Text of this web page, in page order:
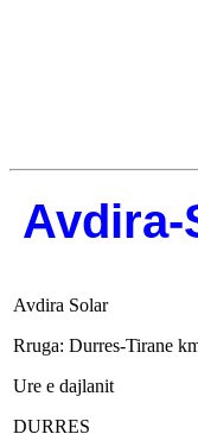
Avdira-
Avdira Solar
Rruga: Durres-Tirane
Ure e dajlanit
DURRES